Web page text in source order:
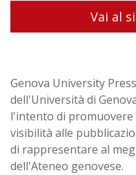
Vai al
Genova University
dell'Università di
l'intento di
visibilità alle
di rappresentare al
dell'Ateneo genovese.